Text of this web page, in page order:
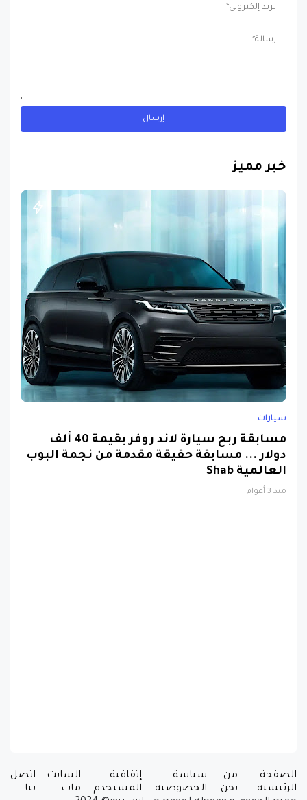
خبر مميز
سيارات
مسابقة ربح سيارة لاند روفر بقيمة 40 ألف
دولار ... مسابقة حقيقة مقدمة من نجمة البوب
العالمية Shab
منذ 3 أعوام
الصفحة
الرئيسية
من
نحن
سياسة
الخصوصية
إتفاقية
المستخدم
السايت
ماب
اتصل
بنا